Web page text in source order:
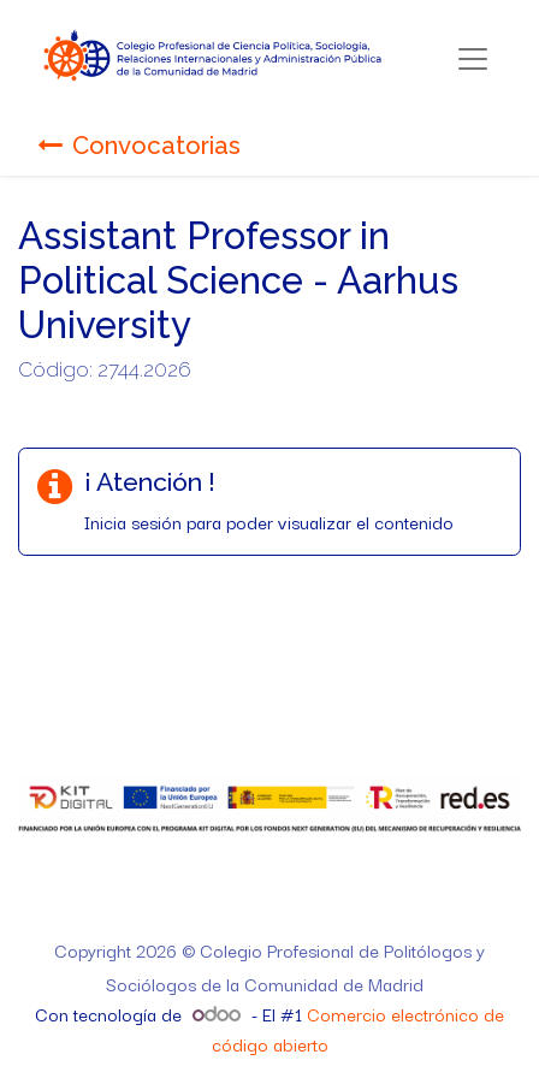
Convocatorias
Assistant Professor in
Political Science - Aarhus
University
Código: 2744.2026
¡ Atención !
Inicia sesión para poder visualizar el contenido
Copyright 2026 © Colegio Profesional de Politólogos y
Sociólogos de la Comunidad de Madrid
Con tecnología de
- El #1 Comercio electrónico de
código abierto